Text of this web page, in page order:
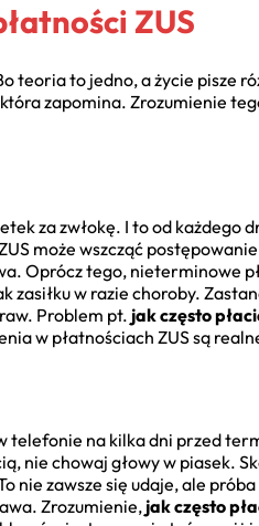
ZUS
teoria to jedno, a życie pisze
zapomina. Zrozumienie
za zwłokę. I to od każdego
może wszcząć
Oprócz tego, nieterminowe
zasiłku w razie choroby.
Problem pt. jak często
w płatnościach ZUS są
telefonie na kilka dni przed
nie chowaj głowy w piasek.
nie zawsze się udaje, ale
Zrozumienie,jak często